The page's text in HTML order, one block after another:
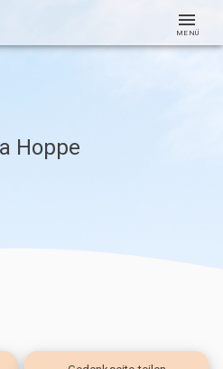
MENÜ
Hoppe